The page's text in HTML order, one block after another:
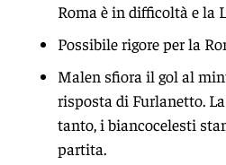
Roma è in difficoltà e la
Possibile rigore per la
Malen sfiora il gol al
risposta di Furlanetto.
tanto, i biancocelesti
partita.